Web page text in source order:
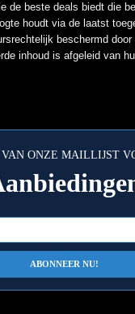
de beste deals biedt die
houdt via de laatst
beschermd
inhoud is afgeleid van
ONZE MAILLIJST